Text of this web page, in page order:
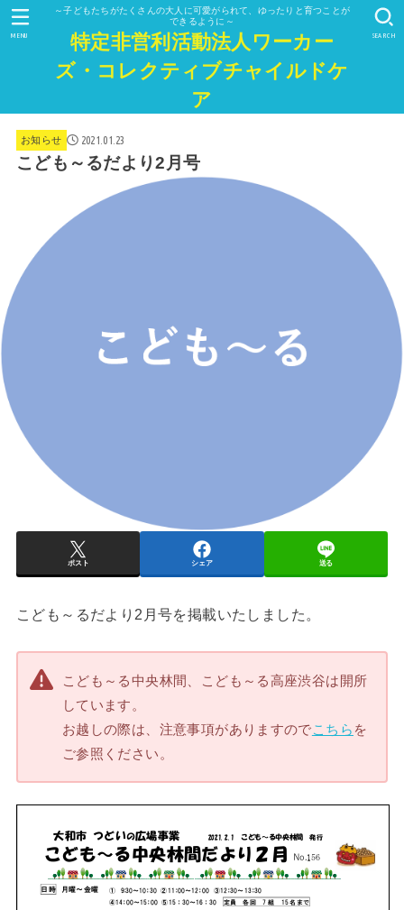
～子どもたちがたくさんの大人に可愛がられて、ゆったりと育つことが
できるように～
特定非営利活動法人ワーカー
ズ・コレクティブチャイルドケ
ア
SEARCH
MENU
お知らせ 2021.01.23
こども～るだより2月号
ポスト シェア 送る
こども～るだより2月号を掲載いたしました。
こども～る中央林間、こども～る高座渋谷は開所
しています。
お越しの際は、注意事項がありますのでこちら を
ご参照ください。